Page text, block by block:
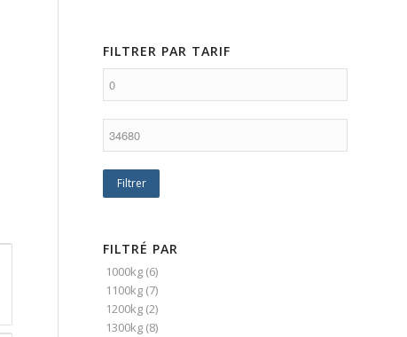
FILTRER PAR TARIF
Filtrer
FILTRÉ PAR
1000kg (6)
1100kg (7)
1200kg (2)
1300kg (8)